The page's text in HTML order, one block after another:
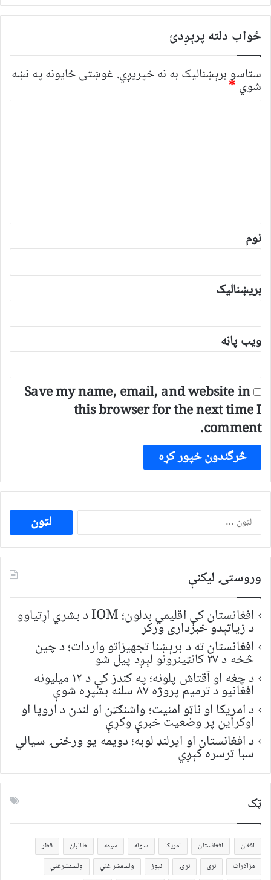
ځواب دلته پرېږدئ
ستاسو برېښناليک به نه خپريږي. غوښتى ځایونه په نښه
شوي *
*
نوم
بریښنالیک
ویب پاڼه
Save my name, email, and website in
this browser for the next time I
comment.
ددی
لپاره
لټون:
وروستۍ ليکنې
افغانستان کې اقلیمي بدلون؛ IOM د بشري اړتیاوو
د زیاتېدو خبرداری ورکړ
افغانستان ته د برېښنا تجهیزاتو واردات؛ د چین
څخه د ۲۷ کانټینرونو لېږد پیل شو
د چغه او آقتاش پلونه؛ په کندز کې د ۱۲ میلیونه
افغانیو د ترمیم پروژه ۸۷ سلنه بشپړه شوې
د امریکا او ناټو امنیت؛ واشنګټن او لندن د اروپا او
اوکراین پر وضعیت خبرې وکړې
د افغانستان او ایرلنډ لوبه؛ دویمه یو ورځنۍ سیالي
سبا ترسره کېږي
ټک
افغان افغانستان امریکا سوله سیمه طالبان
قطر
مزاکرات
نړی نړۍ نیوز ولسمشر غني
ولسمشرغني